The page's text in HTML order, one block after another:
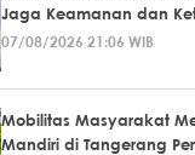
Jaga Keamanan dan
07/08/2026 21:06 WIB
Mobilitas Masyarakat
Mandiri di Tangerang